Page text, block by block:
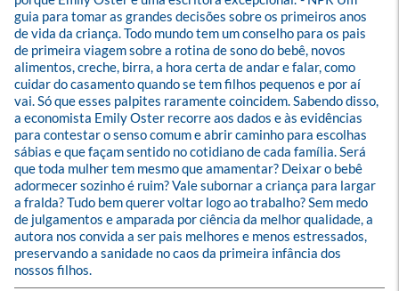
guia para tomar as grandes decisões sobre os primeiros anos
de vida da criança. Todo mundo tem um conselho para os pais
de primeira viagem sobre a rotina de sono do bebê, novos
alimentos, creche, birra, a hora certa de andar e falar, como
cuidar do casamento quando se tem filhos pequenos e por aí
vai. Só que esses palpites raramente coincidem. Sabendo disso,
a economista Emily Oster recorre aos dados e às evidências
para contestar o senso comum e abrir caminho para escolhas
sábias e que façam sentido no cotidiano de cada família. Será
que toda mulher tem mesmo que amamentar? Deixar o bebê
adormecer sozinho é ruim? Vale subornar a criança para largar
a fralda? Tudo bem querer voltar logo ao trabalho? Sem medo
de julgamentos e amparada por ciência da melhor qualidade, a
autora nos convida a ser pais melhores e menos estressados,
preservando a sanidade no caos da primeira infância dos
nossos filhos.